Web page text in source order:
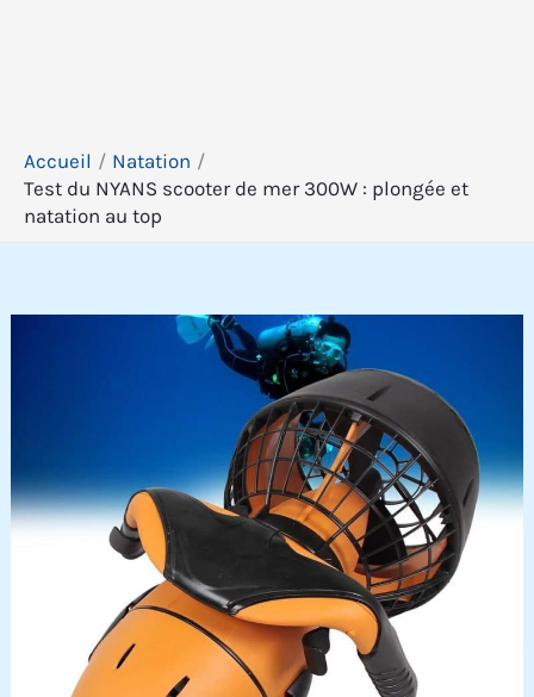
Accueil
Natation
Test du NYANS scooter de mer 300W : plongée et
natation au top